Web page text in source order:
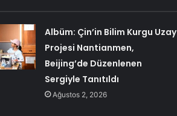
Albüm: Çin’in Bilim Kurgu Uzay
Projesi Nantianmen,
Beijing’de Düzenlenen
Sergiyle Tanıtıldı
Ağustos 2, 2026